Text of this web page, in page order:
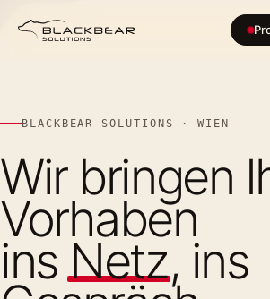
BlackBear Solutions
BLACKBEAR SOLUTIONS · WIEN
Wir bringen
Vorhaben
insNetz, ins